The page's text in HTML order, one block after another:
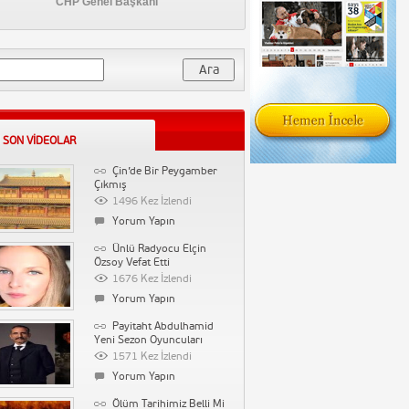
SON VIDEOLAR
Çin’de Bir Peygamber
Çıkmış
1496 Kez İzlendi
Yorum Yapın
Ünlü Radyocu Elçin
Özsoy Vefat Etti
1676 Kez İzlendi
Yorum Yapın
Payitaht Abdulhamid
Yeni Sezon Oyuncuları
1571 Kez İzlendi
Yorum Yapın
Ölüm Tarihimiz Belli Mi
Samsung Note 3
1 Yorum
İşler Güçler 41.
Sansürsüz İzle – The End
3787 Kez İzlendi
Yorum Yapın
Başçalan Marşı
3715 Kez İzlendi
Tatar Ramazan Dizi
Müziği – Hüzün (Kalp
Ağrısı)153037 Kez İzlendi
Tarihin Arka Odası-17
Mart 2012-Büyücülük
Tarihi90200 Kez İzlendi
Diversity Derneği –